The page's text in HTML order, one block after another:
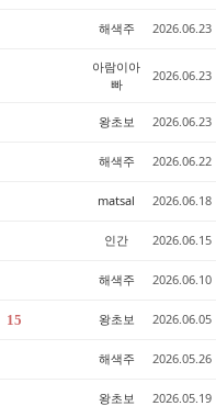
해색주 2026.06.23
아람이아
빠
2026.06.23
왕초보 2026.06.23
해색주 2026.06.22
matsal 2026.06.18
인간 2026.06.15
해색주 2026.06.10
15 왕초보 2026.06.05
해색주 2026.05.26
왕초보 2026.05.19